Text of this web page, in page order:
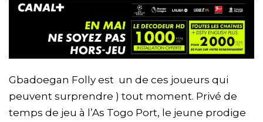
Gbadoegan Folly est un de ces joueurs qui
peuvent surprendre ) tout moment. Privé de
temps de jeu à l’As Togo Port, le jeune prodige